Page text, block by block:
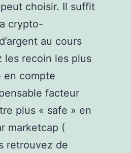
choisir. Il suffit
crypto-
au cours
les recoin les plus
en compte
facteur
plus « safe » en
marketcap (
retrouvez de